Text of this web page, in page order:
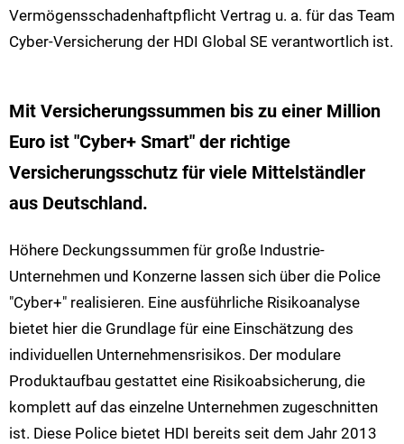
Vermögensschadenhaftpflicht Vertrag u. a. für das Team
Cyber-Versicherung der HDI Global SE verantwortlich ist.
Mit Versicherungssummen bis zu einer Million
Euro ist "Cyber+ Smart" der richtige
Versicherungsschutz für viele Mittelständler
aus Deutschland.
Höhere Deckungssummen für große Industrie-
Unternehmen und Konzerne lassen sich über die Police
"Cyber+" realisieren. Eine ausführliche Risikoanalyse
bietet hier die Grundlage für eine Einschätzung des
individuellen Unternehmensrisikos. Der modulare
Produktaufbau gestattet eine Risikoabsicherung, die
komplett auf das einzelne Unternehmen zugeschnitten
ist. Diese Police bietet HDI bereits seit dem Jahr 2013